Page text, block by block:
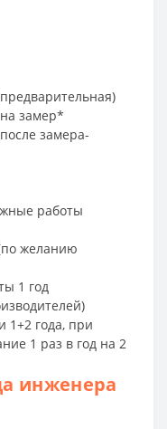
замер*
замера-
работы
желанию
1 год
1+2 года, при
1 раз в год на 2
инженера